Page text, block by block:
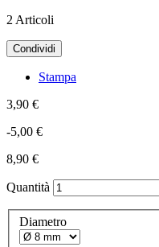
2 Articoli
Condividi
Stampa
3,90 €
-5,00 €
8,90 €
Quantità
Diametro